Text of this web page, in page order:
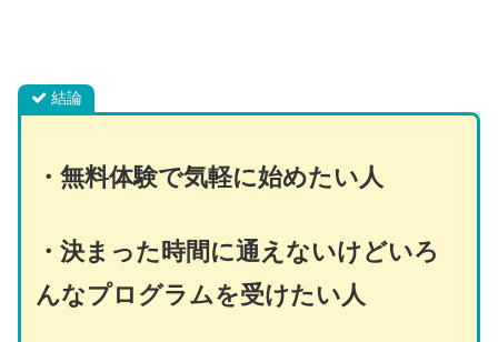
結論
・ 無料体験で気軽に始めたい人
・決まった時間に通えないけどいろ
んなプログラムを受けたい人